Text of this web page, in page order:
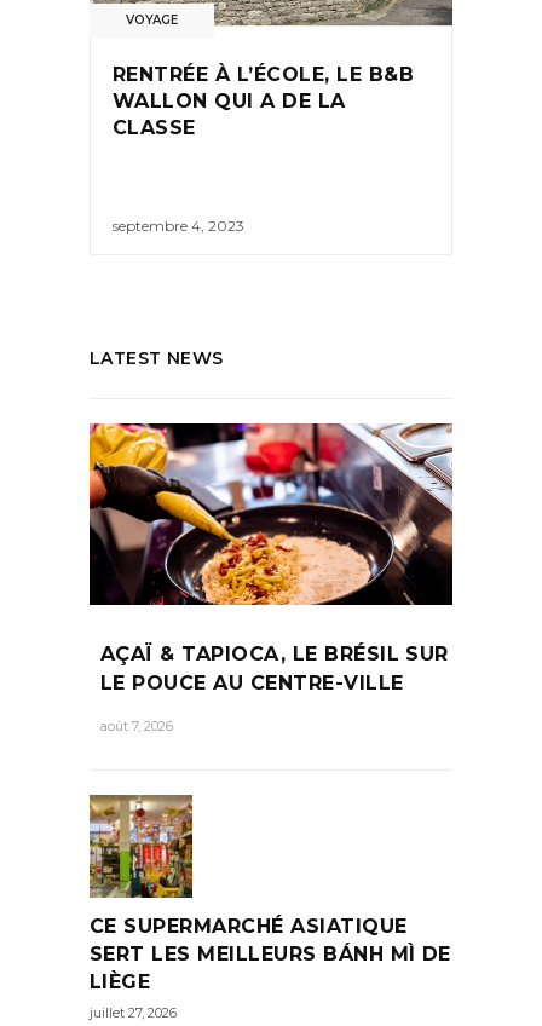
VOYAGE
RENTRÉE À L’ÉCOLE, LE B&B
WALLON QUI A DE LA
CLASSE
septembre 4, 2023
LATEST NEWS
AÇAÏ & TAPIOCA, LE BRÉSIL SUR
LE POUCE AU CENTRE-VILLE
août 7, 2026
CE SUPERMARCHÉ ASIATIQUE
SERT LES MEILLEURS BÁNH MÌ DE
LIÈGE
juillet 27, 2026